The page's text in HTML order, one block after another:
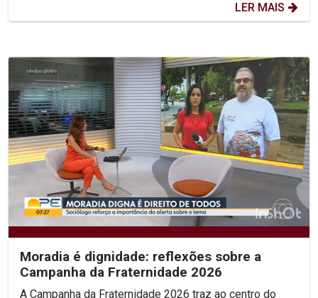
LER MAIS
Moradia é dignidade: reflexões sobre a
Campanha da Fraternidade 2026
A Campanha da Fraternidade 2026 traz ao centro do